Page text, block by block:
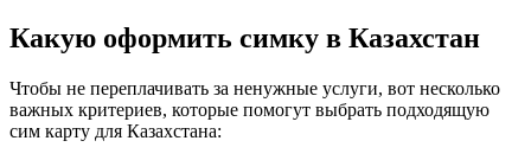
Какую оформить симку в Казахстан
Чтобы не переплачивать за ненужные услуги, вот несколько
важных критериев, которые помогут выбрать подходящую
сим карту для Казахстана: